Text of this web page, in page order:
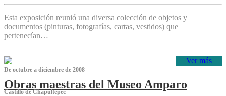
Esta exposición reunió una diversa colección de objetos y
documentos (pinturas, fotografías, cartas, vestidos) que
pertenecían…
Ver más
De octubre a diciembre de 2008
Obras maestras del Museo Amparo
Castillo de Chapultepec